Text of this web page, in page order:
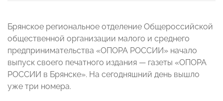
Брянское региональное отделение Общероссийской
общественной организации малого и среднего
предпринимательства «ОПОРА РОССИИ» начало
выпуск своего печатного издания — газеты «ОПОРА
РОССИИ в Брянске». На сегодняшний день вышло
уже три номера.